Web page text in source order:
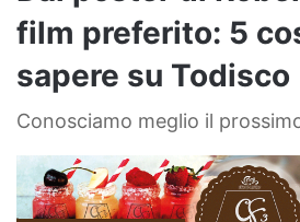
film preferito: 5
sapere su
Conosciamo meglio il